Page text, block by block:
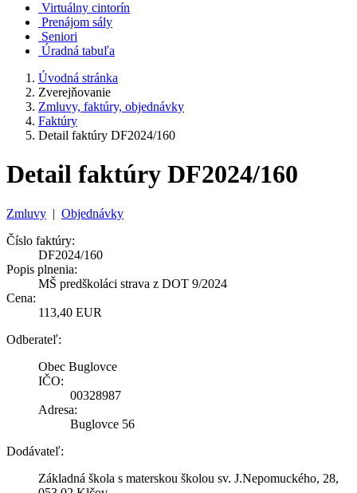
Virtuálny cintorín
Prenájom sály
Seniori
Úradná tabuľa
Úvodná stránka
Zverejňovanie
Zmluvy, faktúry, objednávky
Faktúry
Detail faktúry DF2024/160
Detail faktúry DF2024/160
Zmluvy | Objednávky
Číslo faktúry:
DF2024/160
Popis plnenia:
MŠ predškoláci strava z DOT 9/2024
Cena:
113,40 EUR
Odberateľ:
Obec Buglovce
IČO:
00328987
Adresa:
Buglovce 56
Dodávateľ:
Základná škola s materskou školou sv. J.Nepomuckého, 28,